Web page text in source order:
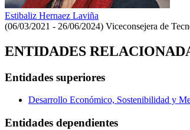
Estibaliz Hernaez Laviña
(06/03/2021 - 26/06/2024) Viceconsejera de
ENTIDADES
Entidades superiores
Desarrollo Económico, Sostenibilidad y
Entidades dependientes